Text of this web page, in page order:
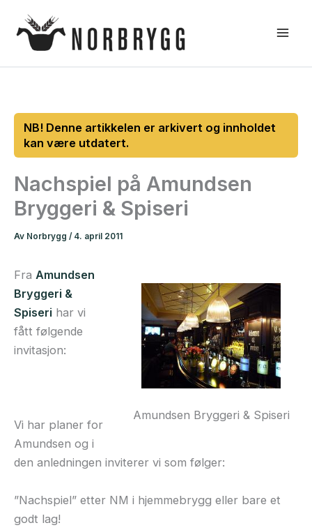
rett
Nachspiel på Amundsen
Bryggeri & Spiseri
Av Norbrygg / 4. april 2011
Amundsen Bryggeri & Spiseri
Fra Amundsen
Bryggeri &
Spiseri har vi
fått følgende
invitasjon:
Vi har planer for
Amundsen og i
den anledningen inviterer vi som følger:
”Nachspiel” etter NM i hjemmebrygg eller bare et
godt lag!